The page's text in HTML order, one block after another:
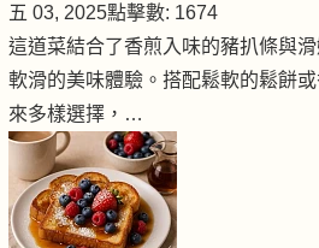
五 03, 2025點擊數: 1674
這道菜結合了香煎入味的豬扒條與
軟滑的美味體驗。搭配鬆軟的鬆餅
來多樣選擇，…